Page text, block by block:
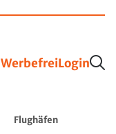
WerbefreiLogin
Flughäfen